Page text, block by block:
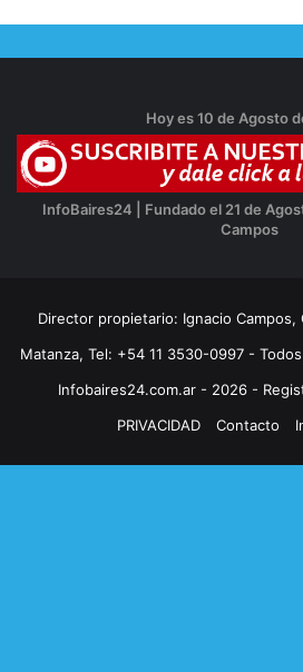
Hoy es 10 de Agosto
InfoBaires24 | Fundado el 21 de
Campos
Director propietario: Ignacio Campos,
Matanza, Tel: +54 11 3530-0997 -
Infobaires24.com.ar - 2026 -
PRIVACIDAD
Contacto